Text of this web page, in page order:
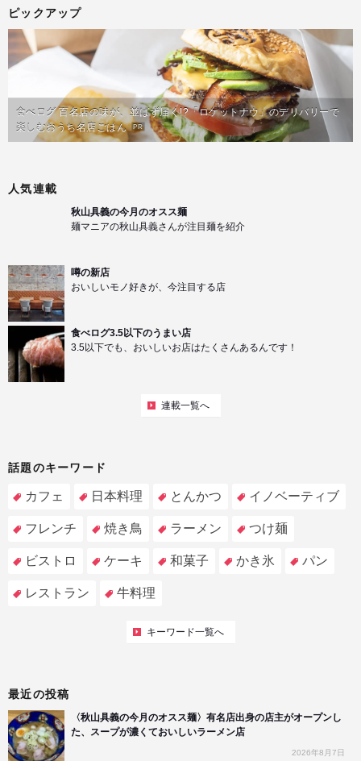
ピックアップ
食べログ 百名店の味が、並ばず届く!?「ロケットナウ」のデリバリーで
楽しむおうち名店ごはん PR
人気連載
秋山具義の今月のオスス麺
麺マニアの秋山具義さんが注目麺を紹介
噂の新店
おいしいモノ好きが、今注目する店
食べログ3.5以下のうまい店
3.5以下でも、おいしいお店はたくさんあるんです！
連載一覧へ
話題のキーワード
カフェ 日本料理 とんかつ イノベーティブ
フレンチ 焼き鳥 ラーメン つけ麺
ビストロ ケーキ 和菓子 かき氷 パン
レストラン 牛料理
キーワード一覧へ
最近の投稿
〈秋山具義の今月のオスス麺〉有名店出身の店主がオープンし
た、スープが濃くておいしいラーメン店
2026年8月7日